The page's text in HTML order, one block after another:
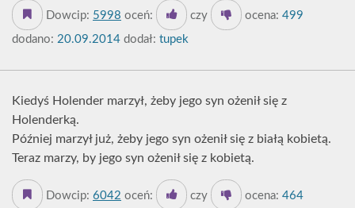
Dowcip: 5998 oceń: czy ocena: 499
dodano: 20.09.2014 dodał: tupek
Kiedyś Holender marzył, żeby jego syn ożenił się z
Holenderką.
Później marzył już, żeby jego syn ożenił się z białą kobietą.
Teraz marzy, by jego syn ożenił się z kobietą.
Dowcip: 6042 oceń: czy ocena: 464